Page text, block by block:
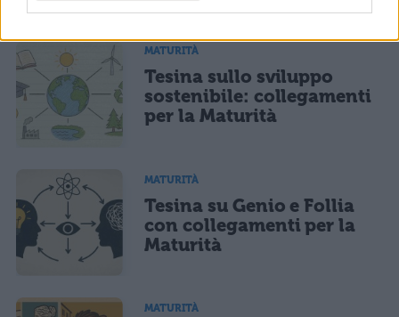
MATURITÀ
Tesina sullo sviluppo
sostenibile: collegamenti
per la Maturità
MATURITÀ
Tesina su Genio e Follia
con collegamenti per la
Maturità
MATURITÀ